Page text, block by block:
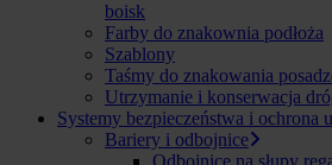
boisk
Farby do znakownia podłoża
Szablony
Taśmy do znakowania
Utrzymanie i konserwacja
Systemy bezpieczeństwa i ochrona
Bariery i odbojnice
Odbojnice na słupy